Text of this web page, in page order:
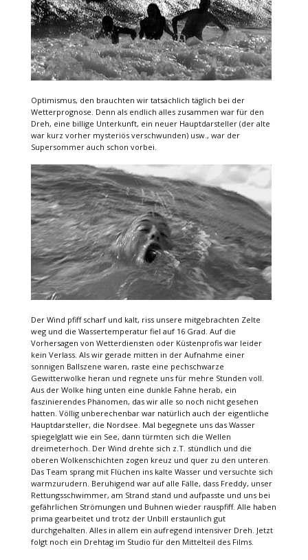
Optimismus, den brauchten wir tatsächlich täglich bei der
Wetterprognose. Denn als endlich alles zusammen war für den
Dreh, eine billige Unterkunft, ein neuer Hauptdarsteller (der alte
war kurz vorher mysteriös verschwunden) usw., war der
Supersommer auch schon vorbei.
Der Wind pfiff scharf und kalt, riss unsere mitgebrachten Zelte
weg und die Wassertemperatur fiel auf 16 Grad. Auf die
Vorhersagen von Wetterdiensten oder Küstenprofis war leider
kein Verlass. Als wir gerade mitten in der Aufnahme einer
sonnigen Ballszene waren, raste eine pechschwarze
Gewitterwolke heran und regnete uns für mehre Stunden voll.
Aus der Wolke hing unten eine dunkle Fahne herab, ein
faszinierendes Phänomen, das wir alle so noch nicht gesehen
hatten. Völlig unberechenbar war natürlich auch der eigentliche
Hauptdarsteller, die Nordsee. Mal begegnete uns das Wasser
spiegelglatt wie ein See, dann türmten sich die Wellen
dreimeterhoch. Der Wind drehte sich z.T. stündlich und die
oberen Wolkenschichten zogen kreuz und quer zu den unteren.
Das Team sprang mit Flüchen ins kalte Wasser und versuchte sich
warmzurudern. Beruhigend war auf alle Fälle, dass Freddy, unser
Rettungsschwimmer, am Strand stand und aufpasste und uns bei
gefährlichen Strömungen und Buhnen wieder rauspfiff. Alle haben
prima gearbeitet und trotz der Unbill erstaunlich gut
durchgehalten. Alles in allem ein aufregend intensiver Dreh. Jetzt
folgt noch ein Drehtag im Studio für den Mittelteil des Films.